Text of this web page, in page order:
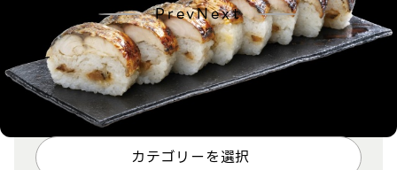
PrevNext
条件指定で探す
カテゴリーを選択